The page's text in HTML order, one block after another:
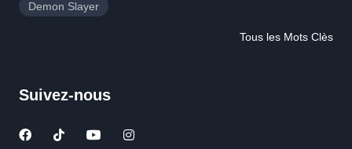
Demon Slayer
Tous les Mots Clès
Suivez-nous